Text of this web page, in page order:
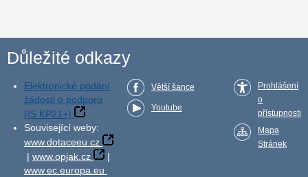
Důležité odkazy
Elektronické podání
žádosti o podporu
(IS KP21+)
Související weby:
www.dotaceeu.cz
| www.opjak.cz
|
www.ec.europa.eu
Větší šance
Youtube
Prohlášení
o
přístupnosti
Mapa
Stránek